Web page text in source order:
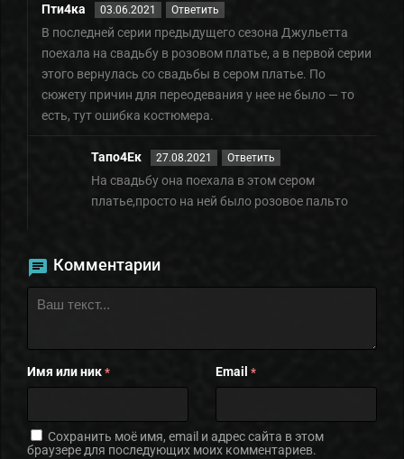
Пти4ка 03.06.2021 Ответить
В последней серии предыдущего сезона Джульетта
поехала на свадьбу в розовом платье, а в первой серии
этого вернулась со свадьбы в сером платье. По
сюжету причин для переодевания у нее не было — то
есть, тут ошибка костюмера.
Тапо4Ек 27.08.2021 Ответить
На свадьбу она поехала в этом сером
платье,просто на ней было розовое пальто
Комментарии
Имя или ник * Email *
Сохранить моё имя, email и адрес сайта в этом
браузере для последующих моих комментариев.